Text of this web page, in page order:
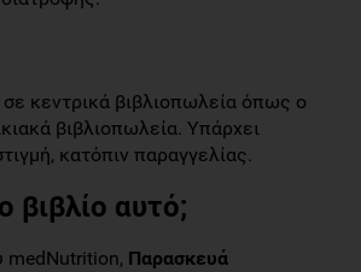
κεντρικά βιβλιοπωλεία όπως ο
βιβλιοπωλεία. Υπάρχει
κατόπιν παραγγελίας.
βιβλίο αυτό;
medNutrition, Παρασκευά